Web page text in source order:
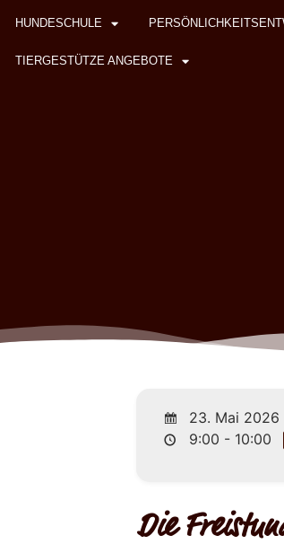
HUNDESCHULE
TIERGESTÜTZE ANGEBOTE
23. Mai 2026
9:00 - 10:00
Die